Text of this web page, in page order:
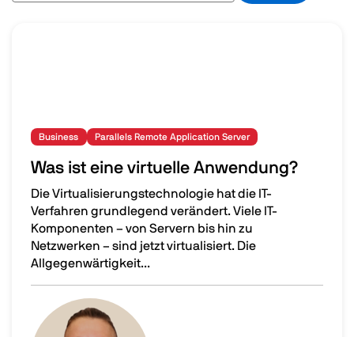
Business Parallels Remote Application Server
Was ist eine virtuelle Anwendung?
Die Virtualisierungstechnologie hat die IT-
Verfahren grundlegend verändert. Viele IT-
Komponenten – von Servern bis hin zu
Netzwerken – sind jetzt virtualisiert. Die
Allgegenwärtigkeit...
Was ist eine virtuelle Anwendung?
Image